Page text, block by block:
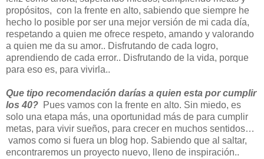
propósitos, con la frente en alto, sabiendo que siempre he
hecho lo posible por ser una mejor versión de mi cada día,
respetando a quien me ofrece respeto, amando y valorando
a quien me da su amor.. Disfrutando de cada logro,
aprendiendo de cada error.. Disfrutando de la vida, porque
para eso es, para vivirla..
Que tipo recomendación darías a quien esta por cumplir
los 40? Pues vamos con la frente en alto. Sin miedo, es
solo una etapa más, una oportunidad más de para cumplir
metas, para vivir sueños, para crecer en muchos sentidos…
vamos como si fuera un blog hop. Sabiendo que al saltar,
encontraremos un proyecto nuevo, lleno de inspiración..